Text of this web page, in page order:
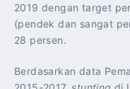
2019 dengan target
(pendek dan sangat
28 persen.
Berdasarkan data